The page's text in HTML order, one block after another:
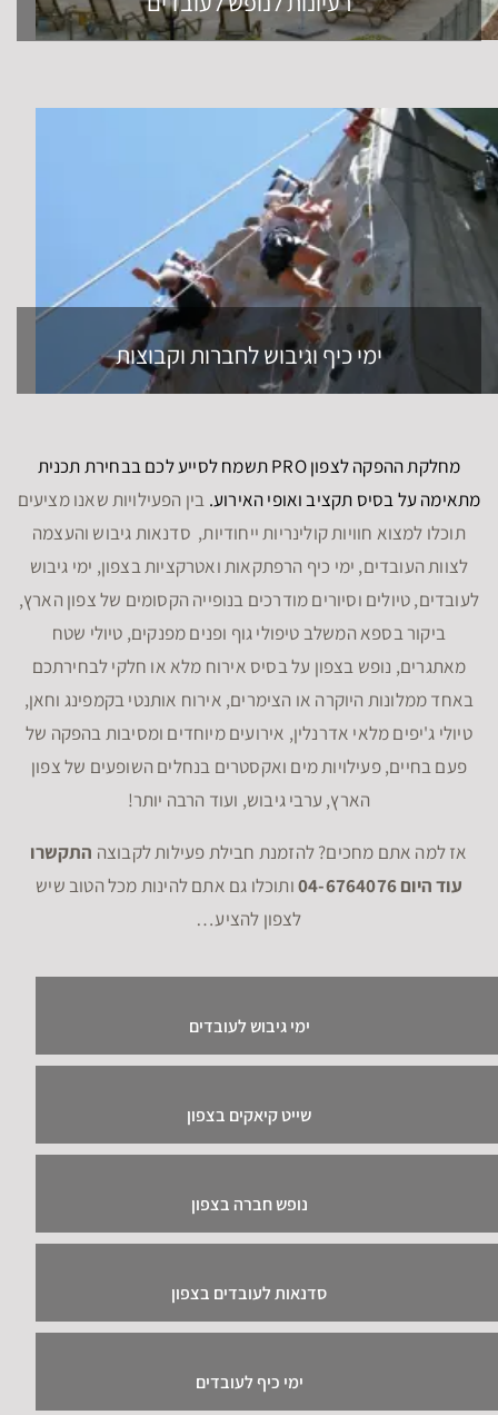
ימי כיף וגיבוש לחברות וקבוצות
מחלקת ההפקה לצפון PRO תשמח לסייע לכם בבחירת תכנית
מתאימה על בסיס תקציב ואופי האירוע. בין הפעילויות שאנו מציעים
תוכלו למצוא חוויות קולינריות ייחודיות, סדנאות גיבוש והעצמה
לצוות העובדים, ימי כיף הרפתקאות ואטרקציות בצפון, ימי גיבוש
לעובדים, טיולים וסיורים מודרכים בנופייה הקסומים של צפון הארץ,
ביקור בספא המשלב טיפולי גוף ופנים מפנקים, טיולי שטח
מאתגרים, נופש בצפון על בסיס אירוח מלא או חלקי לבחירתכם
באחד ממלונות היוקרה או הצימרים, אירוח אותנטי בקמפינג וחאן,
טיולי ג'יפים מלאי אדרנלין, אירועים מיוחדים ומסיבות בהפקה של
פעם בחיים, פעילויות מים ואקסטרים בנחלים השופעים של צפון
הארץ, ערבי גיבוש, ועוד הרבה יותר!
אז למה אתם מחכים? להזמנת חבילת פעילות לקבוצה התקשרו
עוד היום 04-6764076
ותוכלו גם אתם להינות מכל הטוב שיש
לצפון להציע…
ימי גיבוש לעובדים
שייט קיאקים בצפון
נופש חברה בצפון
סדנאות לעובדים בצפון
ימי כיף לעובדים